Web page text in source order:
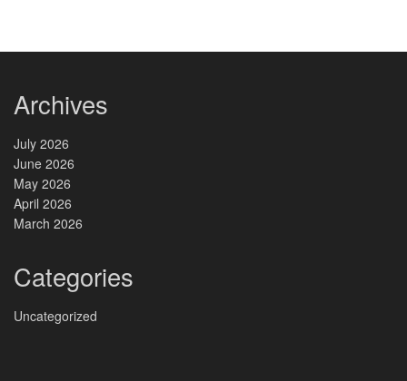
Archives
July 2026
June 2026
May 2026
April 2026
March 2026
Categories
Uncategorized